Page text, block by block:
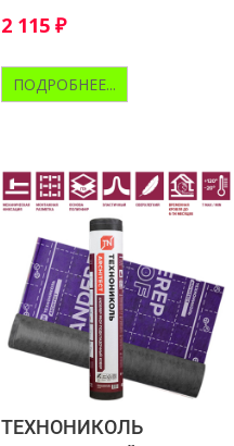
Верх - полипропилен.
2 115 ₽
ПОДРОБНЕЕ...
ТЕХНОНИКОЛЬ